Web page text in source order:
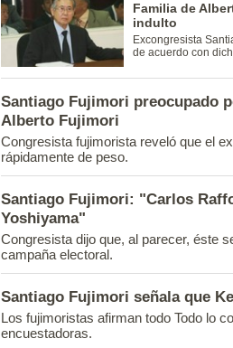
Familia de
indulto
Excongresista
de acuerdo con
Santiago Fujimori preocupado
Alberto Fujimori
Congresista fujimorista reveló que el
rápidamente de peso.
Santiago Fujimori: "Carlos
Yoshiyama"
Congresista dijo que, al parecer, éste
campaña electoral.
Santiago Fujimori señala que
Los fujimoristas afirman todo Todo lo
encuestadoras.